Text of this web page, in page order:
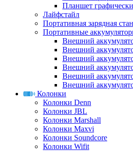
Планшет
Лайфстайл
Портативная зарядная
Портативные
Внешний
Внешний
Внешний
Внешний
Внешний
Внешний
Колонки
Колонки Denn
Колонки JBL
Колонки Marshall
Колонки Maxvi
Колонки Soundcore
Колонки Wifit